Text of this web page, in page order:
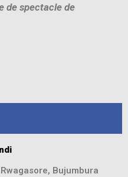
de spectacle de
Bujumbura